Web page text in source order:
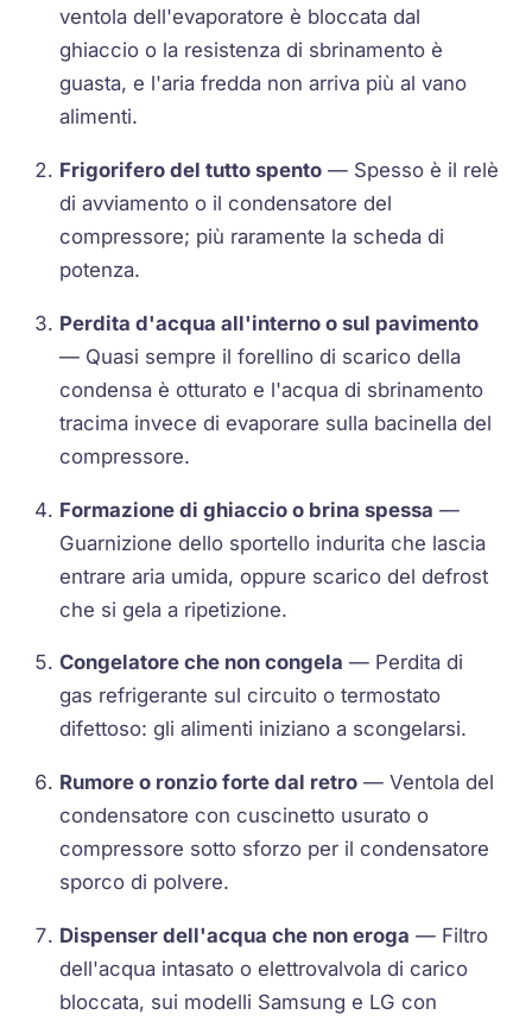
ventola dell'evaporatore è bloccata dal
ghiaccio o la resistenza di sbrinamento è
guasta, e l'aria fredda non arriva più al vano
alimenti.
Frigorifero del tutto spento — Spesso è il relè
di avviamento o il condensatore del
compressore; più raramente la scheda di
potenza.
Perdita d'acqua all'interno o sul pavimento
— Quasi sempre il forellino di scarico della
condensa è otturato e l'acqua di sbrinamento
tracima invece di evaporare sulla bacinella del
compressore.
Formazione di ghiaccio o brina spessa —
Guarnizione dello sportello indurita che lascia
entrare aria umida, oppure scarico del defrost
che si gela a ripetizione.
Congelatore che non congela — Perdita di
gas refrigerante sul circuito o termostato
difettoso: gli alimenti iniziano a scongelarsi.
Rumore o ronzio forte dal retro — Ventola del
condensatore con cuscinetto usurato o
compressore sotto sforzo per il condensatore
sporco di polvere.
Dispenser dell'acqua che non eroga — Filtro
dell'acqua intasato o elettrovalvola di carico
bloccata, sui modelli Samsung e LG con